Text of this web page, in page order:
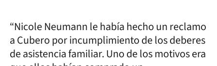
“Nicole Neumann le había hecho un reclamo
a Cubero por incumplimiento de los deberes
de asistencia familiar. Uno de los motivos era